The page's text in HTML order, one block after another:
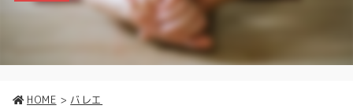
HOME > バレエ